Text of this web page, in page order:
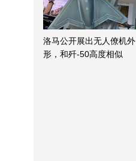
洛马公开展出无人僚机外
形，和歼-50高度相似